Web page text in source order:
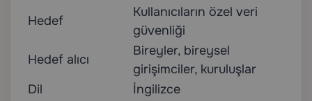
Hedef
Kullanıcıların özel veri
güvenliği
Hedef alıcı
Bireyler, bireysel
girişimciler, kuruluşlar
Dil
İngilizce